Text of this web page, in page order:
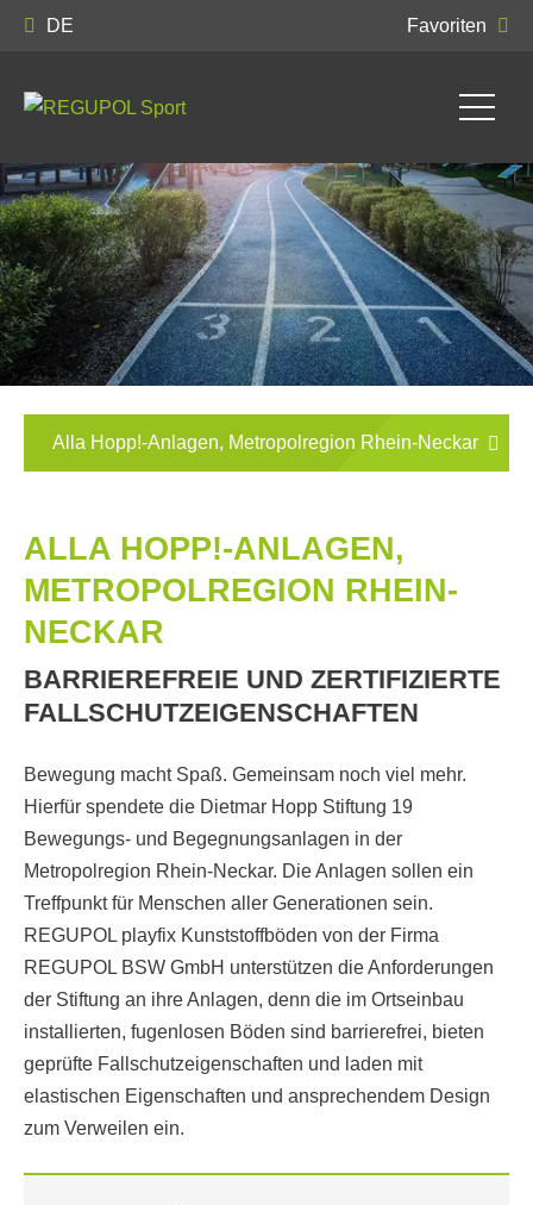
DE Favoriten
Alla Hopp!-Anlagen, Metropolregion Rhein-Neckar
ALLA HOPP!-ANLAGEN,
METROPOLREGION RHEIN-
NECKAR
BARRIEREFREIE UND ZERTIFIZIERTE
FALLSCHUTZEIGENSCHAFTEN
Bewegung macht Spaß. Gemeinsam noch viel mehr.
Hierfür spendete die Dietmar Hopp Stiftung 19
Bewegungs- und Begegnungsanlagen in der
Metropolregion Rhein-Neckar. Die Anlagen sollen ein
Treffpunkt für Menschen aller Generationen sein.
REGUPOL playfix Kunststoffböden von der Firma
REGUPOL BSW GmbH unterstützen die Anforderungen
der Stiftung an ihre Anlagen, denn die im Ortseinbau
installierten, fugenlosen Böden sind barrierefrei, bieten
geprüfte Fallschutzeigenschaften und laden mit
elastischen Eigenschaften und ansprechendem Design
zum Verweilen ein.